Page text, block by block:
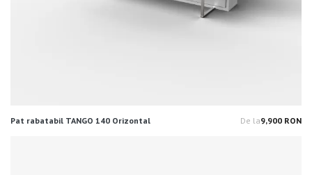
Pat rabatabil TANGO 140 Orizontal De la9,900 RON